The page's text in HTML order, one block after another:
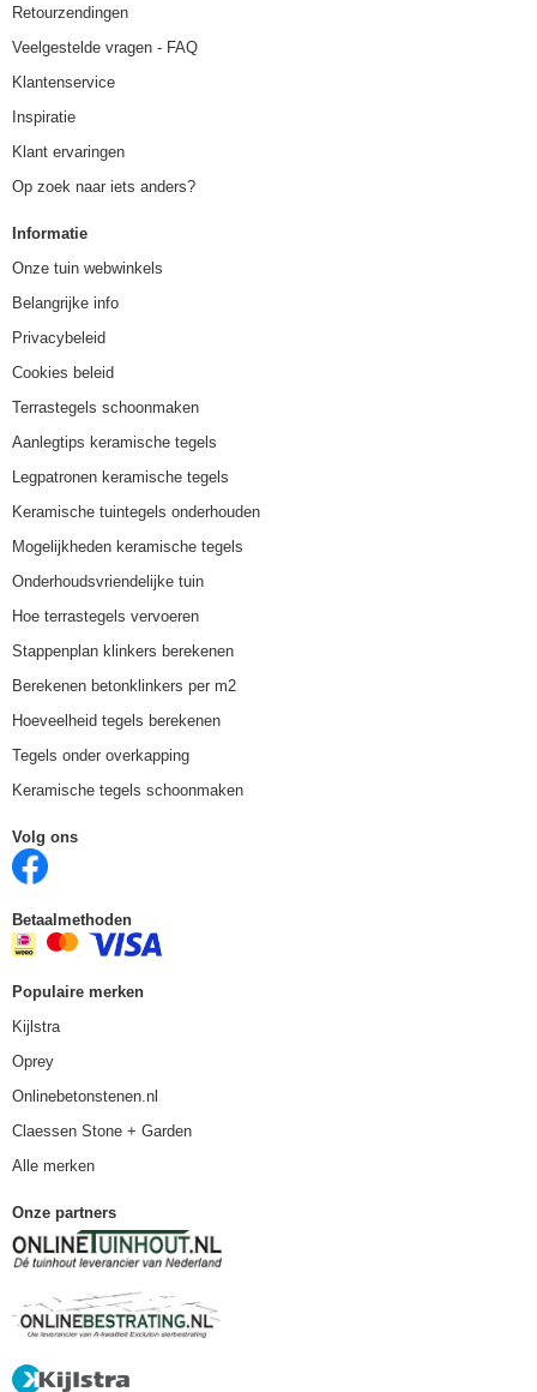
Retourzendingen
Veelgestelde vragen - FAQ
Klantenservice
Inspiratie
Klant ervaringen
Op zoek naar iets anders?
Informatie
Onze tuin webwinkels
Belangrijke info
Privacybeleid
Cookies beleid
Terrastegels schoonmaken
Aanlegtips keramische tegels
Legpatronen keramische tegels
Keramische tuintegels onderhouden
Mogelijkheden keramische tegels
Onderhoudsvriendelijke tuin
Hoe terrastegels vervoeren
Stappenplan klinkers berekenen
Berekenen betonklinkers per m2
Hoeveelheid tegels berekenen
Tegels onder overkapping
Keramische tegels schoonmaken
Volg ons
Betaalmethoden
Populaire merken
Kijlstra
Oprey
Onlinebetonstenen.nl
Claessen Stone + Garden
Alle merken
Onze partners